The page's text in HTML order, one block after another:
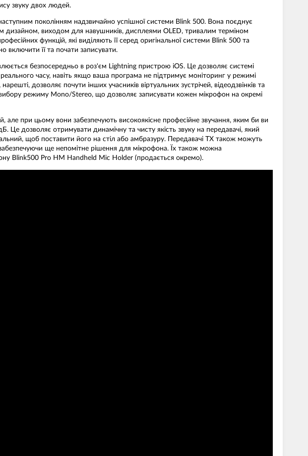
звуку двох людей.
поколінням надзвичайно успішної системи Blink 500. Вона поєднує
дизайном, виходом для навушників, дисплеями OLED, тривалим терміном
функцій, які виділяють її серед оригінальної системи Blink 500 та
включити її та почати записувати.
безпосередньо в роз'єм Lightning пристрою iOS. Це дозволяє системі
часу, навіть якщо ваша програма не підтримує моніторинг у режимі
дозволяє почути інших учасників віртуальних зустрічей, відеодзвінків та
режиму Mono/Stereo, що дозволяє записувати кожен мікрофон на окремі
при цьому вони забезпечують високоякісне професійне звучання, яким би ви
дозволяє отримувати динамічну та чисту якість звуку на передавачі, який
щоб поставити його на стіл або амбразуру. Передавачі TX також можуть
ще непомітне рішення для мікрофона. Їх також можна
Blink500 Pro HM Handheld Mic Holder (продається окремо).